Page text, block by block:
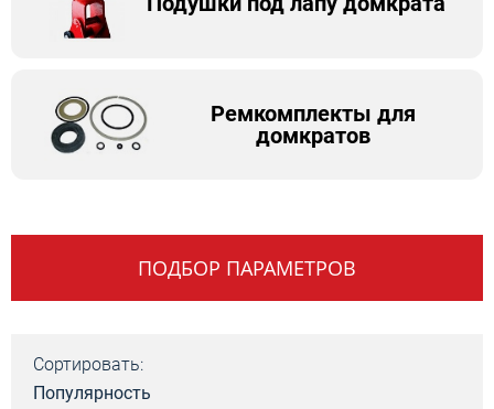
Ремкомплекты для
домкратов
ПОДБОР ПАРАМЕТРОВ
Сортировать:
Популярность